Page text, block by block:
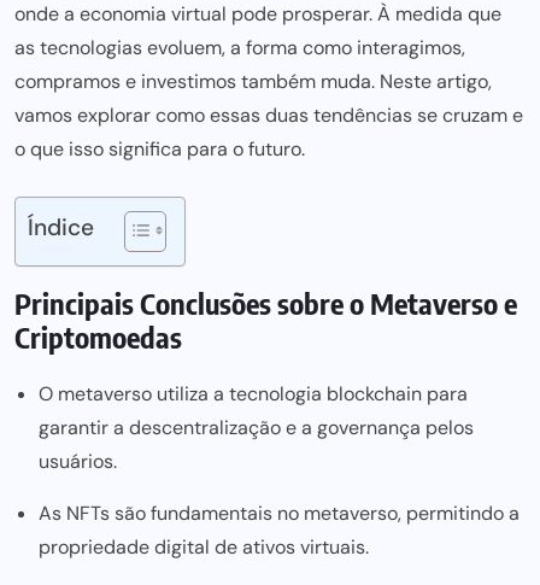
onde a economia virtual pode prosperar. À medida que
as tecnologias evoluem, a forma como interagimos,
compramos e investimos também muda. Neste artigo,
vamos explorar como essas duas tendências se cruzam e
o que isso significa para o futuro.
Índice
Principais Conclusões sobre o Metaverso e
Criptomoedas
O metaverso utiliza a tecnologia blockchain para
garantir a descentralização e a governança pelos
usuários.
As NFTs são fundamentais no metaverso, permitindo a
propriedade digital de ativos virtuais.